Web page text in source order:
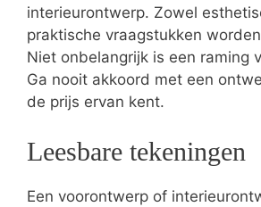
interieurontwerp. Zowel
praktische vraagstukken
Niet onbelangrijk is een raming
Ga nooit akkoord met een
de prijs ervan kent.
Leesbare tekeningen
Een voorontwerp of